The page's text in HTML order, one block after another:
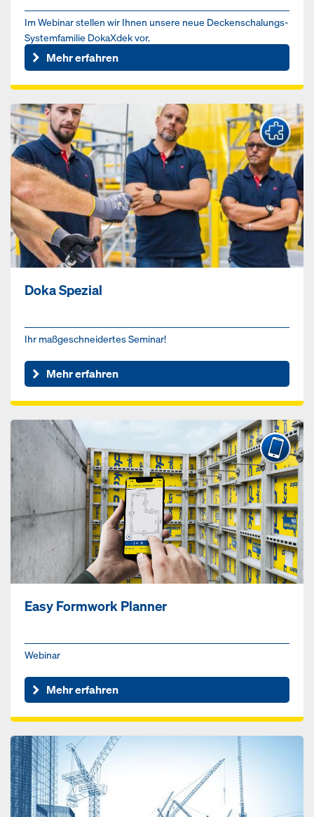
Im Webinar stellen wir Ihnen unsere neue Deckenschalungs-
Systemfamilie DokaXdek vor.
Mehr erfahren
Doka Spezial
Ihr maßgeschneidertes Seminar!
Mehr erfahren
Easy Formwork Planner
Webinar
Mehr erfahren